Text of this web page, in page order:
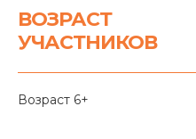
ВОЗРАСТ
УЧАСТНИКОВ
Возраст 6+